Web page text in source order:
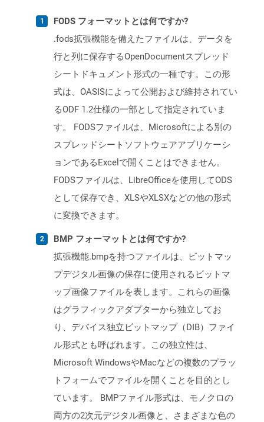
FODS フォーマットとは何ですか?
.fods拡張機能を備えたファイルは、データを
行と列に保存するOpenDocumentスプレッド
シートドキュメント形式の一種です。この形
式は、OASISによって公開および維持されてい
るODF 1.2仕様の一部として指定されていま
す。 FODSファイルは、Microsoftによる別の
スプレッドシートソフトウェアアプリケーシ
ョンであるExcelで開くことはできません。
FODSファイルは、LibreOfficeを使用してODS
として保存でき、XLSやXLSXなどの他の形式
に変換できます。
BMP フォーマットとは何ですか?
拡張機能.bmpを持つファイルは、ビットマッ
プデジタル画像の保存に使用されるビットマ
ップ画像ファイルを表します。これらの画像
はグラフィックアダプターから独立してお
り、デバイス独立ビットマップ（DIB）ファイ
ル形式とも呼ばれます。この独立性は、
Microsoft WindowsやMacなどの複数のプラッ
トフォームでファイルを開くことを目的とし
ています。 BMPファイル形式は、モノクロの
両方の2次元デジタル画像と、さまざまな色の